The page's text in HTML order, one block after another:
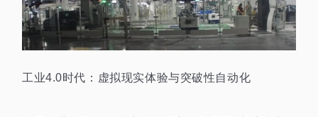
工业4.0时代：虚拟现实体验与突破性自动化